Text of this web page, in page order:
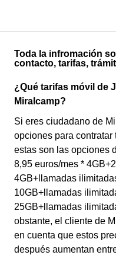
Toda la infromación
contacto, tarifas,
¿Qué tarifas móvil de
Miralcamp?
Si eres ciudadano de
opciones para contratar
estas son las opciones
8,95 euros/mes *
4GB+llamadas
10GB+llamadas
25GB+llamadas
obstante, el cliente de
en cuenta que estos
después aumentan